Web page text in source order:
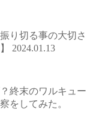
り切る事の大切さ
2024.01.13
終末のワルキュー
をしてみた。